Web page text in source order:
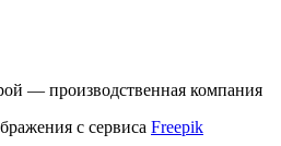
— производственная компания
с сервиса Freepik